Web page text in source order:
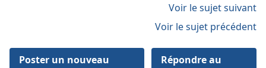
Voir le sujet suivant
Voir le sujet précédent
Poster un nouveau
Répondre au